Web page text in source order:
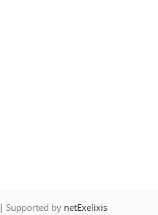
| Supported by netExelixis